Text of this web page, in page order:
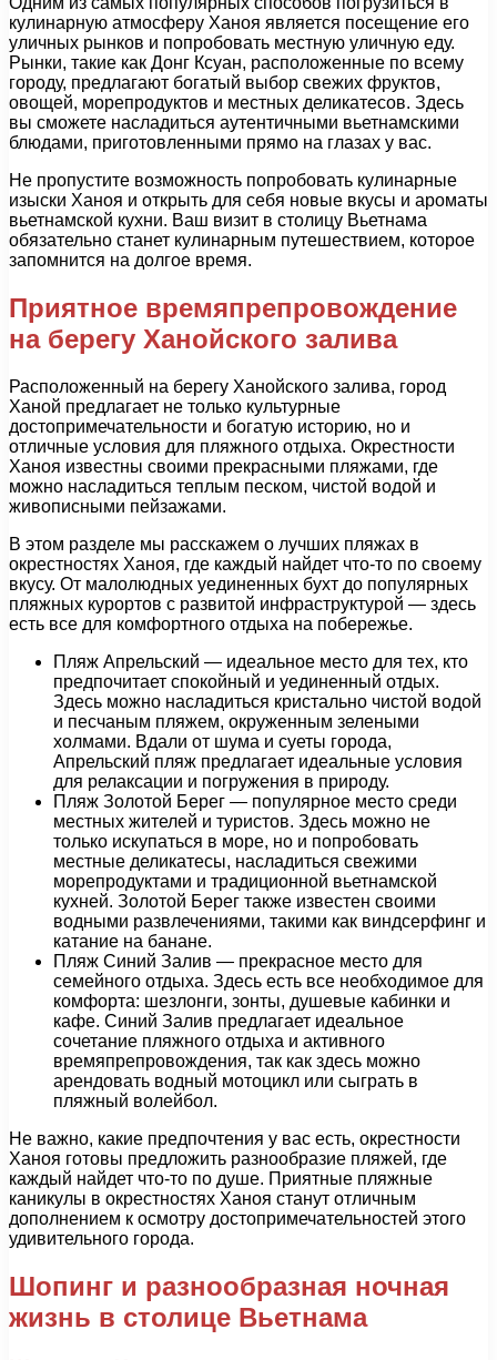
кулинарную атмосферу Ханоя является посещение его
уличных рынков и попробовать местную уличную еду.
Рынки, такие как Донг Ксуан, расположенные по всему
городу, предлагают богатый выбор свежих фруктов,
овощей, морепродуктов и местных деликатесов. Здесь
вы сможете насладиться аутентичными вьетнамскими
блюдами, приготовленными прямо на глазах у вас.
Не пропустите возможность попробовать кулинарные
изыски Ханоя и открыть для себя новые вкусы и ароматы
вьетнамской кухни. Ваш визит в столицу Вьетнама
обязательно станет кулинарным путешествием, которое
запомнится на долгое время.
Приятное времяпрепровождение
на берегу Ханойского залива
Расположенный на берегу Ханойского залива, город
Ханой предлагает не только культурные
достопримечательности и богатую историю, но и
отличные условия для пляжного отдыха. Окрестности
Ханоя известны своими прекрасными пляжами, где
можно насладиться теплым песком, чистой водой и
живописными пейзажами.
В этом разделе мы расскажем о лучших пляжах в
окрестностях Ханоя, где каждый найдет что-то по своему
вкусу. От малолюдных уединенных бухт до популярных
пляжных курортов с развитой инфраструктурой — здесь
есть все для комфортного отдыха на побережье.
Пляж Апрельский — идеальное место для тех, кто
предпочитает спокойный и уединенный отдых.
Здесь можно насладиться кристально чистой водой
и песчаным пляжем, окруженным зелеными
холмами. Вдали от шума и суеты города,
Апрельский пляж предлагает идеальные условия
для релаксации и погружения в природу.
Пляж Золотой Берег — популярное место среди
местных жителей и туристов. Здесь можно не
только искупаться в море, но и попробовать
местные деликатесы, насладиться свежими
морепродуктами и традиционной вьетнамской
кухней. Золотой Берег также известен своими
водными развлечениями, такими как виндсерфинг и
катание на банане.
Пляж Синий Залив — прекрасное место для
семейного отдыха. Здесь есть все необходимое для
комфорта: шезлонги, зонты, душевые кабинки и
кафе. Синий Залив предлагает идеальное
сочетание пляжного отдыха и активного
времяпрепровождения, так как здесь можно
арендовать водный мотоцикл или сыграть в
пляжный волейбол.
Не важно, какие предпочтения у вас есть, окрестности
Ханоя готовы предложить разнообразие пляжей, где
каждый найдет что-то по душе. Приятные пляжные
каникулы в окрестностях Ханоя станут отличным
дополнением к осмотру достопримечательностей этого
удивительного города.
Шопинг и разнообразная ночная
жизнь в столице Вьетнама